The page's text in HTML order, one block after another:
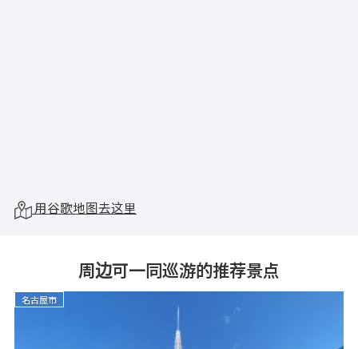
用谷歌地图去这里
周边可一同巡游的推荐景点
名古屋市